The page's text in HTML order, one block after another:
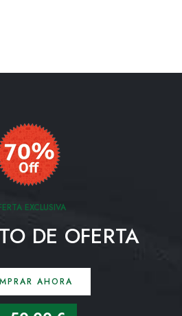
EXCLUSIVA
DE OFERTA
AHORA